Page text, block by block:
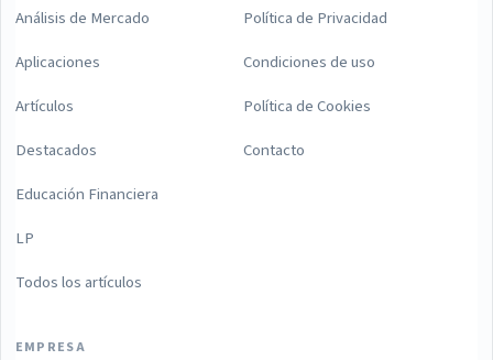
Análisis de Mercado
Aplicaciones
Artículos
Destacados
Educación Financiera
LP
Todos los artículos
Política de Privacidad
Condiciones de uso
Política de Cookies
Contacto
EMPRESA